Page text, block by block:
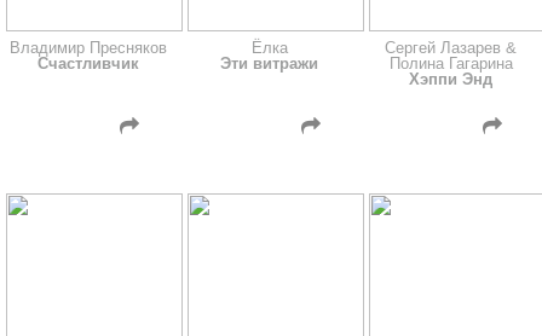
Владимир Пресняков
Счастливчик
Ёлка
Эти витражи
Сергей Лазарев &
Полина Гагарина
Хэппи Энд